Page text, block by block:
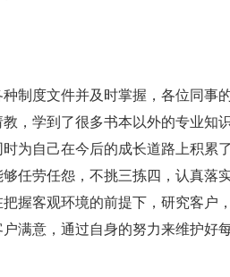
制度文件并及时掌握，各位同事
，学到了很多书本以外的专业知
为自己在今后的成长道路上积累
任劳任怨，不挑三拣四，认真落
握客观环境的前提下，研究客户
满意，通过自身的努力来维护好